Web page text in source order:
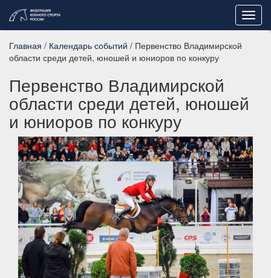
Главная / Календарь событий / Первенство Владимирской
области среди детей, юношей и юниоров по конкуру
Первенство Владимирской
области среди детей, юношей
и юниоров по конкуру